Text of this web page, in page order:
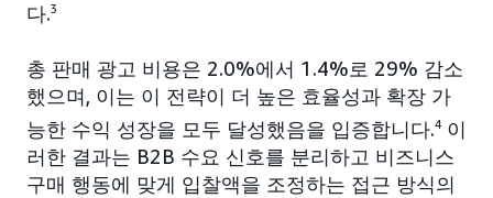
다.3
총 판매 광고 비용은 2.0%에서 1.4%로 29% 감소
했으며, 이는 이 전략이 더 높은 효율성과 확장 가
능한 수익 성장을 모두 달성했음을 입증합니다.4 이
러한 결과는 B2B 수요 신호를 분리하고 비즈니스
구매 행동에 맞게 입찰액을 조정하는 접근 방식의